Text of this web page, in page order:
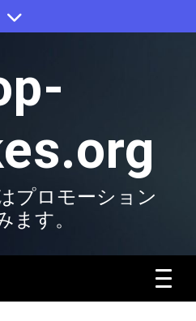
プロモーション
ます。